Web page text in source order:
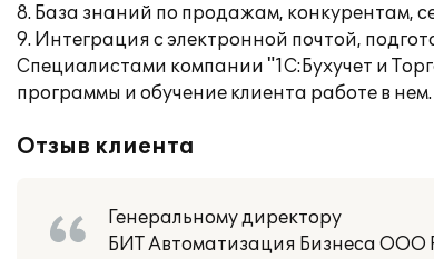
8. База знаний по продажам, конкурентам,
9. Интеграция с электронной почтой,
Специалистами компании "1С:Бухучет и
программы и обучение клиента работе в нем.
Отзыв клиента
Генеральному директору
БИТ Автоматизация Бизнеса ООО